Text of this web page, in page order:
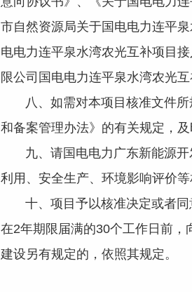
市自然资源局关于国电电力连平
电电力连平泉水湾农光互补项目
限公司国电电力连平泉水湾农光
八、如需对本项目核准文件所
和备案管理办法》的有关规定，
九、请国电电力广东新能源开
利用、安全生产、环境影响评价等
十、项目予以核准决定或者同
在2年期限届满的30个工作日前
建设另有规定的，依照其规定。